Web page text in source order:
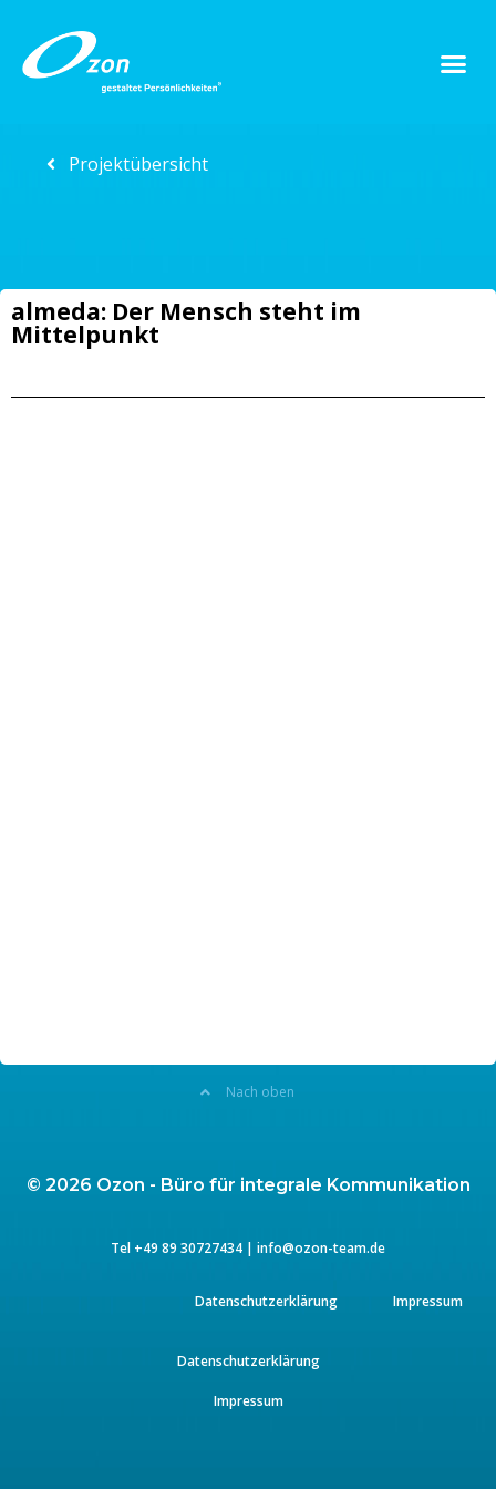
Projektübersicht
almeda: Der Mensch steht im
Mittelpunkt
Nach oben
© 2026 Ozon - Büro für integrale Kommunikation
Tel +49 89 30727434 | info@ozon-team.de
Datenschutzerklärung Impressum
Datenschutzerklärung
Impressum